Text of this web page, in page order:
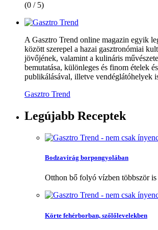
(0 / 5)
A Gasztro Trend online magazin egyik
között szerepel a hazai gasztronómiai
jövőjének, valamint a kulináris
bemutatása, különleges és finom ételek
publikálásával, illetve vendéglátóhelyek
Gasztro Trend
Legújabb Receptek
Bodzavirág borpongyolában
Otthon bő folyó vízben többször is
Körte fehérborban, szőlőlevelekben